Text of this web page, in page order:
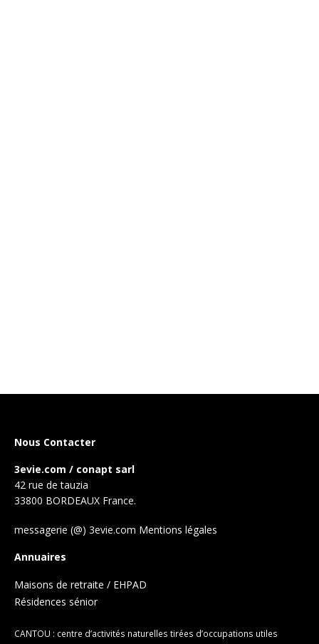
Nous Contacter
3evie.com / conapt sarl
42 rue de tauzia
33800 BORDEAUX France.
messagerie (@) 3evie.com Mentions légales
Annuaires
Maisons de retraite / EHPAD
Résidences sénior
CANTOU : centre d’activités naturelles tirées d’occupations utiles